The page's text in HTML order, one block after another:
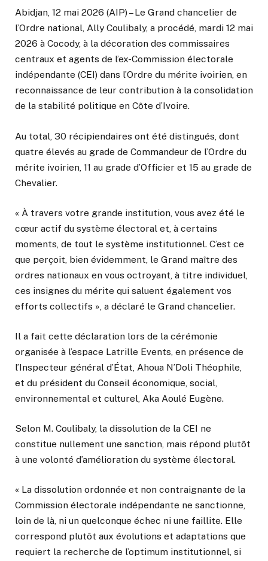
Abidjan, 12 mai 2026 (AIP) – Le Grand chancelier de
l’Ordre national, Ally Coulibaly, a procédé, mardi 12 mai
2026 à Cocody, à la décoration des commissaires
centraux et agents de l’ex-Commission électorale
indépendante (CEI) dans l’Ordre du mérite ivoirien, en
reconnaissance de leur contribution à la consolidation
de la stabilité politique en Côte d’Ivoire.
Au total, 30 récipiendaires ont été distingués, dont
quatre élevés au grade de Commandeur de l’Ordre du
mérite ivoirien, 11 au grade d’Officier et 15 au grade de
Chevalier.
« À travers votre grande institution, vous avez été le
cœur actif du système électoral et, à certains
moments, de tout le système institutionnel. C’est ce
que perçoit, bien évidemment, le Grand maître des
ordres nationaux en vous octroyant, à titre individuel,
ces insignes du mérite qui saluent également vos
efforts collectifs », a déclaré le Grand chancelier.
Il a fait cette déclaration lors de la cérémonie
organisée à l’espace Latrille Events, en présence de
l’Inspecteur général d’État, Ahoua N’Doli Théophile,
et du président du Conseil économique, social,
environnemental et culturel, Aka Aoulé Eugène.
Selon M. Coulibaly, la dissolution de la CEI ne
constitue nullement une sanction, mais répond plutôt
à une volonté d’amélioration du système électoral.
« La dissolution ordonnée et non contraignante de la
Commission électorale indépendante ne sanctionne,
loin de là, ni un quelconque échec ni une faillite. Elle
correspond plutôt aux évolutions et adaptations que
requiert la recherche de l’optimum institutionnel, si